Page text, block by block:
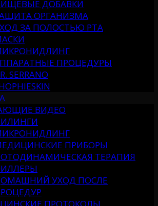
ДОБАВКИ
ОРГАНИЗМА
ЗА ПОЛОСТЬЮ РТА
ПРОЦЕДУРЫ
SERRANO
ВИДЕО
ПРИБОРЫ
ТЕРАПИЯ
УХОД ПОСЛЕ